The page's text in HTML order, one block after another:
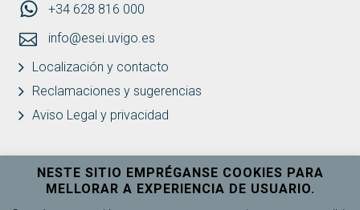
+34 628 816 000
info@esei.uvigo.es
Localización y contacto
Reclamaciones y sugerencias
Aviso Legal y privacidad
NESTE SITIO EMPRÉGANSE COOKIES PARA
MELLORAR A EXPERIENCIA DE USUARIO.